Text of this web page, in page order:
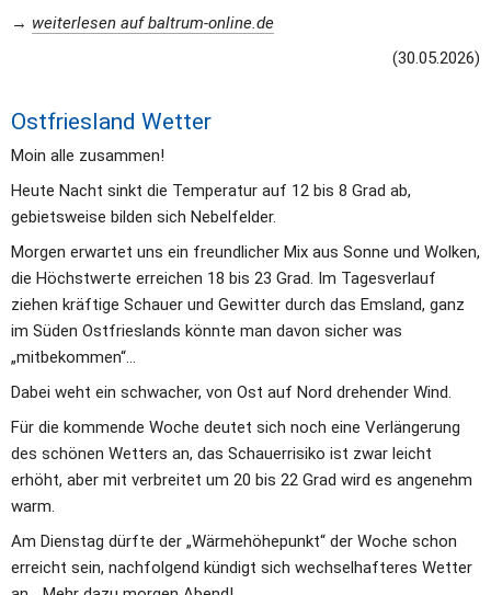
→ weiterlesen auf baltrum-online.de
(30.05.2026)
Ostfriesland Wetter
Moin alle zusammen!
Heute Nacht sinkt die Temperatur auf 12 bis 8 Grad ab,
gebietsweise bilden sich Nebelfelder.
Morgen erwartet uns ein freundlicher Mix aus Sonne und Wolken,
die Höchstwerte erreichen 18 bis 23 Grad. Im Tagesverlauf
ziehen kräftige Schauer und Gewitter durch das Emsland, ganz
im Süden Ostfrieslands könnte man davon sicher was
„mitbekommen“…
Dabei weht ein schwacher, von Ost auf Nord drehender Wind.
Für die kommende Woche deutet sich noch eine Verlängerung
des schönen Wetters an, das Schauerrisiko ist zwar leicht
erhöht, aber mit verbreitet um 20 bis 22 Grad wird es angenehm
warm.
Am Dienstag dürfte der „Wärmehöhepunkt“ der Woche schon
erreicht sein, nachfolgend kündigt sich wechselhafteres Wetter